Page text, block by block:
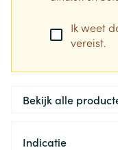
Ik weet
vereist.
Bekijk alle
Indicatie